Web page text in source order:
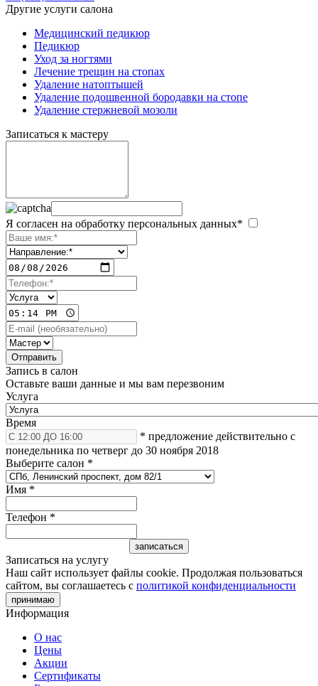
Другие услуги салона
Медицинский педикюр
Педикюр
Уход за ногтями
Лечение трещин на стопах
Удаление натоптышей
Удаление подошвенной бородавки на стопе
Удаление стержневой мозоли
Записаться к мастеру
Я согласен на обработку персональных данных*
Запись в салон
Оставьте ваши данные и мы вам перезвоним
Услуга
Время
* предложение действительно с
понедельника по четверг до 30 ноября 2018
Выберите салон *
Имя *
Телефон *
Записаться на услугу
Наш сайт использует файлы cookie. Продолжая пользоваться
сайтом, вы соглашаетесь с политикой конфиденциальности
принимаю
Информация
О нас
Цены
Акции
Сертификаты